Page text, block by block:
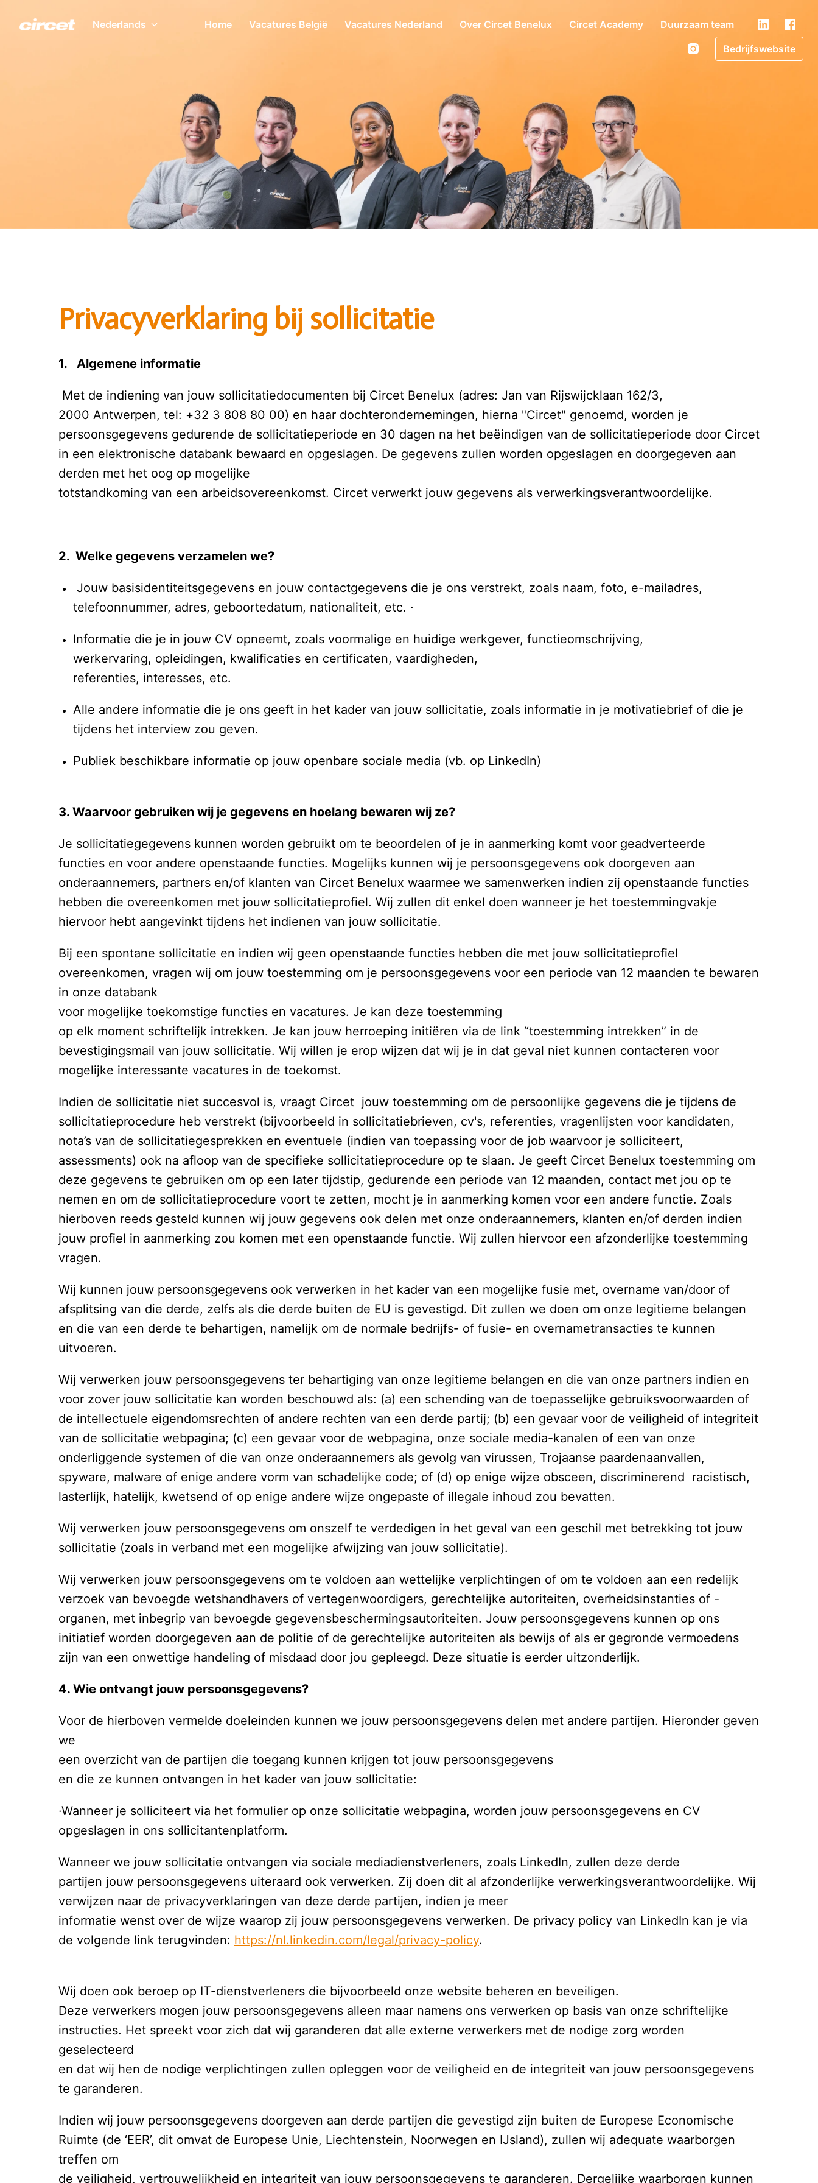
Homepagina
Nederlands Home Vacatures België Vacatures Nederland Over Circet Benelux Circet Academy
Duurzaam team
Bedrijfswebsite
Privacyverklaring bij sollicitatie
1.   Algemene informatie
Met de indiening van jouw sollicitatiedocumenten bij Circet Benelux (adres: Jan van Rijswijcklaan 162/3,
2000 Antwerpen, tel: +32 3 808 80 00) en haar dochterondernemingen, hierna "Circet" genoemd, worden je
persoonsgegevens gedurende de sollicitatieperiode en 30 dagen na het beëindigen van de sollicitatieperiode door Circet
in een elektronische databank bewaard en opgeslagen. De gegevens zullen worden opgeslagen en doorgegeven aan
derden met het oog op mogelijke
totstandkoming van een arbeidsovereenkomst. Circet verwerkt jouw gegevens als verwerkingsverantwoordelijke.
2.  Welke gegevens verzamelen we?
Jouw basisidentiteitsgegevens en jouw contactgegevens die je ons verstrekt, zoals naam, foto, e-mailadres,
telefoonnummer, adres, geboortedatum, nationaliteit, etc. ·
Informatie die je in jouw CV opneemt, zoals voormalige en huidige werkgever, functieomschrijving,
werkervaring, opleidingen, kwalificaties en certificaten, vaardigheden,
referenties, interesses, etc.
Alle andere informatie die je ons geeft in het kader van jouw sollicitatie, zoals informatie in je motivatiebrief of die je
tijdens het interview zou geven.
3. Waarvoor gebruiken wij je gegevens en hoelang bewaren wij ze?
Je sollicitatiegegevens kunnen worden gebruikt om te beoordelen of je in aanmerking komt voor geadverteerde
functies en voor andere openstaande functies. Mogelijks kunnen wij je persoonsgegevens ook doorgeven aan
onderaannemers, partners en/of klanten van Circet Benelux waarmee we samenwerken indien zij openstaande functies
hebben die overeenkomen met jouw sollicitatieprofiel. Wij zullen dit enkel doen wanneer je het toestemmingvakje
hiervoor hebt aangevinkt tijdens het indienen van jouw sollicitatie.
Bij een spontane sollicitatie en indien wij geen openstaande functies hebben die met jouw sollicitatieprofiel
overeenkomen, vragen wij om jouw toestemming om je persoonsgegevens voor een periode van 12 maanden te bewaren
in onze databank
voor mogelijke toekomstige functies en vacatures. Je kan deze toestemming
op elk moment schriftelijk intrekken. Je kan jouw herroeping initiëren via de link “toestemming intrekken” in de
bevestigingsmail van jouw sollicitatie. Wij willen je erop wijzen dat wij je in dat geval niet kunnen contacteren voor
mogelijke interessante vacatures in de toekomst.
Indien de sollicitatie niet succesvol is, vraagt Circet  jouw toestemming om de persoonlijke gegevens die je tijdens de
sollicitatieprocedure heb verstrekt (bijvoorbeeld in sollicitatiebrieven, cv's, referenties, vragenlijsten voor kandidaten,
nota’s van de sollicitatiegesprekken en eventuele (indien van toepassing voor de job waarvoor je solliciteert,
assessments) ook na afloop van de specifieke sollicitatieprocedure op te slaan. Je geeft Circet Benelux toestemming om
deze gegevens te gebruiken om op een later tijdstip, gedurende een periode van 12 maanden, contact met jou op te
nemen en om de sollicitatieprocedure voort te zetten, mocht je in aanmerking komen voor een andere functie. Zoals
hierboven reeds gesteld kunnen wij jouw gegevens ook delen met onze onderaannemers, klanten en/of derden indien
jouw profiel in aanmerking zou komen met een openstaande functie. Wij zullen hiervoor een afzonderlijke toestemming
vragen.
Wij kunnen jouw persoonsgegevens ook verwerken in het kader van een mogelijke fusie met, overname van/door of
afsplitsing van die derde, zelfs als die derde buiten de EU is gevestigd. Dit zullen we doen om onze legitieme belangen
en die van een derde te behartigen, namelijk om de normale bedrijfs- of fusie- en overnametransacties te kunnen
uitvoeren.
Wij verwerken jouw persoonsgegevens ter behartiging van onze legitieme belangen en die van onze partners indien en
voor zover jouw sollicitatie kan worden beschouwd als: (a) een schending van de toepasselijke gebruiksvoorwaarden of
de intellectuele eigendomsrechten of andere rechten van een derde partij; (b) een gevaar voor de veiligheid of integriteit
van de sollicitatie webpagina; (c) een gevaar voor de webpagina, onze sociale media-kanalen of een van onze
onderliggende systemen of die van onze onderaannemers als gevolg van virussen, Trojaanse paardenaanvallen,
spyware, malware of enige andere vorm van schadelijke code; of (d) op enige wijze obsceen, discriminerend  racistisch,
lasterlijk, hatelijk, kwetsend of op enige andere wijze ongepaste of illegale inhoud zou bevatten.
Wij verwerken jouw persoonsgegevens om onszelf te verdedigen in het geval van een geschil met betrekking tot jouw
sollicitatie (zoals in verband met een mogelijke afwijzing van jouw sollicitatie).
Wij verwerken jouw persoonsgegevens om te voldoen aan wettelijke verplichtingen of om te voldoen aan een redelijk
verzoek van bevoegde wetshandhavers of vertegenwoordigers, gerechtelijke autoriteiten, overheidsinstanties of -
organen, met inbegrip van bevoegde gegevensbeschermingsautoriteiten. Jouw persoonsgegevens kunnen op ons
initiatief worden doorgegeven aan de politie of de gerechtelijke autoriteiten als bewijs of als er gegronde vermoedens
zijn van een onwettige handeling of misdaad door jou gepleegd. Deze situatie is eerder uitzonderlijk.
4. Wie ontvangt jouw persoonsgegevens?
Voor de hierboven vermelde doeleinden kunnen we jouw persoonsgegevens delen met andere partijen. Hieronder geven
we
een overzicht van de partijen die toegang kunnen krijgen tot jouw persoonsgegevens
en die ze kunnen ontvangen in het kader van jouw sollicitatie:
·Wanneer je solliciteert via het formulier op onze sollicitatie webpagina, worden jouw persoonsgegevens en CV
opgeslagen in ons sollicitantenplatform.
Wanneer we jouw sollicitatie ontvangen via sociale mediadienstverleners, zoals LinkedIn, zullen deze derde
partijen jouw persoonsgegevens uiteraard ook verwerken. Zij doen dit al afzonderlijke verwerkingsverantwoordelijke. Wij
verwijzen naar de privacyverklaringen van deze derde partijen, indien je meer
informatie wenst over de wijze waarop zij jouw persoonsgegevens verwerken. De privacy policy van LinkedIn kan je via
de volgende link terugvinden: https://nl.linkedin.com/legal/privacy-policy
Wij doen ook beroep op IT-dienstverleners die bijvoorbeeld onze website beheren en beveiligen.
Deze verwerkers mogen jouw persoonsgegevens alleen maar namens ons verwerken op basis van onze schriftelijke
instructies. Het spreekt voor zich dat wij garanderen dat alle externe verwerkers met de nodige zorg worden
geselecteerd
en dat wij hen de nodige verplichtingen zullen opleggen voor de veiligheid en de integriteit van jouw persoonsgegevens
te garanderen.
Indien wij jouw persoonsgegevens doorgeven aan derde partijen die gevestigd zijn buiten de Europese Economische
Ruimte (de ‘EER’, dit omvat de Europese Unie, Liechtenstein, Noorwegen en IJsland), zullen wij adequate waarborgen
treffen om
de veiligheid, vertrouwelijkheid en integriteit van jouw persoonsgegevens te garanderen. Dergelijke waarborgen kunnen